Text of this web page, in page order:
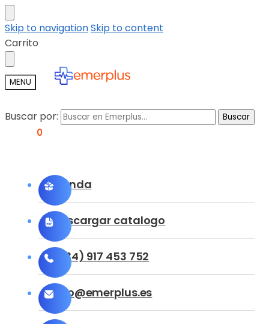
Skip to navigationSkip to content
Carrito
MENU
Buscar por: Buscar
0
Tienda
Descargar catalogo
(+34) 917 453 752
info@emerplus.es